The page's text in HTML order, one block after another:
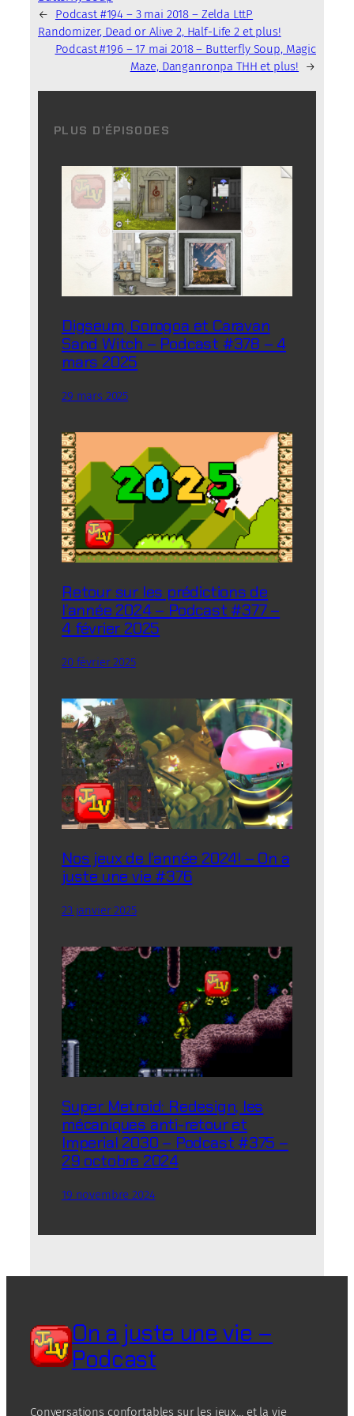
←
Podcast #194 – 3 mai 2018 – Zelda LttP
Randomizer, Dead or Alive 2, Half-Life 2 et plus!
Podcast #196 – 17 mai 2018 – Butterfly Soup, Magic
Maze, Danganronpa THH et plus!
→
PLUS D’ÉPISODES
Digseum, Gorogoa et Caravan
Sand Witch – Podcast #378 – 4
mars 2025
29 mars 2025
Retour sur les prédictions de
l’année 2024 – Podcast #377 –
4 février 2025
20 février 2025
Nos jeux de l’année 2024! – On a
juste une vie #376
23 janvier 2025
Super Metroid: Redesign, les
mécaniques anti-retour et
Imperial 2030 – Podcast #375 –
29 octobre 2024
19 novembre 2024
On a juste une vie –
Podcast
Conversations confortables sur les jeux… et la vie